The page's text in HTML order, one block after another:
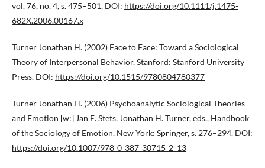
vol. 76, no. 4, s. 475–501. DOI: https://doi.org/10.1111/j.1475-
682X.2006.00167.x
Turner Jonathan H. (2002) Face to Face: Toward a Sociological
Theory of Interpersonal Behavior. Stanford: Stanford University
Press. DOI: https://doi.org/10.1515/9780804780377
Turner Jonathan H. (2006) Psychoanalytic Sociological Theories
and Emotion [w:] Jan E. Stets, Jonathan H. Turner, eds., Handbook
of the Sociology of Emotion. New York: Springer, s. 276–294. DOI:
https://doi.org/10.1007/978-0-387-30715-2_13